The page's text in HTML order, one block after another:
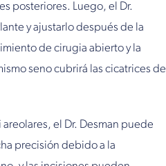
posteriores. Luego, el Dr.
y ajustarlo después de la
de cirugia abierto y la
seno cubrirá las cicatrices de
el Dr. Desman puede
precisión debido a la